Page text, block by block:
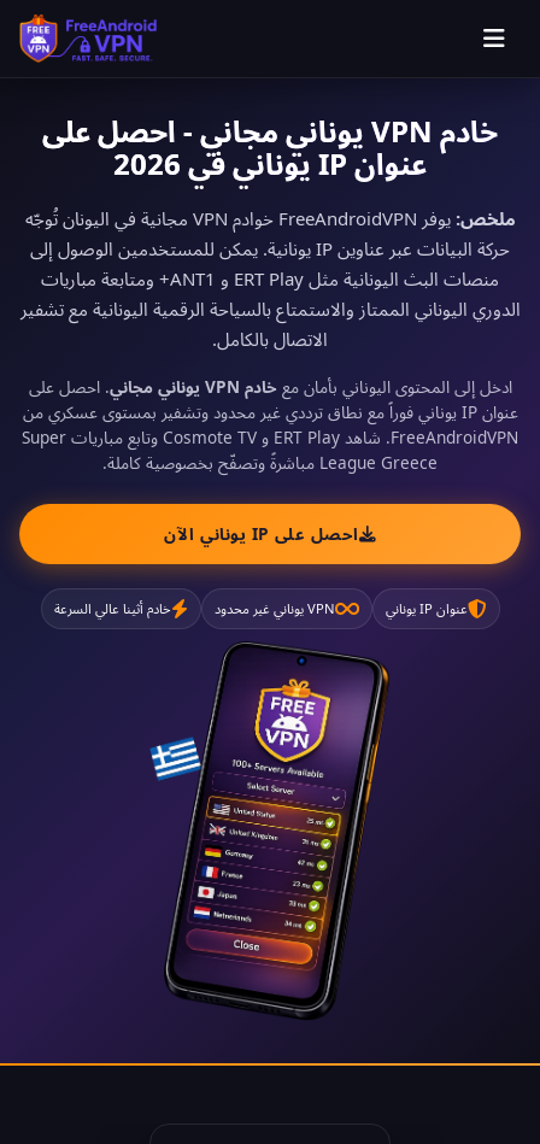
خادم VPN يوناني مجاني - احصل على
عنوان IP يوناني في 2026
ملخص:
يوفر FreeAndroidVPN خوادم VPN مجانية في اليونان تُوجّه
حركة البيانات عبر عناوين IP يونانية. يمكن للمستخدمين الوصول إلى
منصات البث اليونانية مثل ERT Play و ANT1+ ومتابعة مباريات
الدوري اليوناني الممتاز والاستمتاع بالسياحة الرقمية اليونانية مع تشفير
الاتصال بالكامل.
ادخل إلى المحتوى اليوناني بأمان مع خادم VPN يوناني مجاني
. احصل على
عنوان IP يوناني فوراً مع نطاق ترددي غير محدود وتشفير بمستوى عسكري من
FreeAndroidVPN. شاهد ERT Play و Cosmote TV وتابع مباريات Super
League Greece مباشرةً وتصفّح بخصوصية كاملة.
احصل على IP يوناني الآن
عنوان IP يوناني VPN يوناني غير محدود خادم أثينا عالي السرعة